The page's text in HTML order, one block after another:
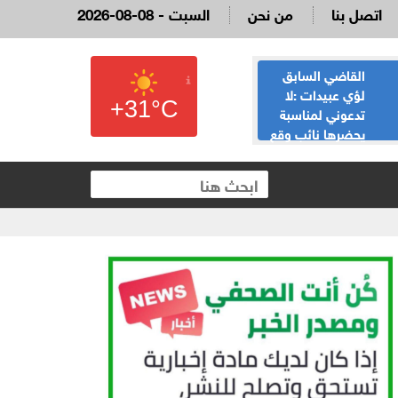
2026-08-08 - السبت من نحن اتصل بنا
القاضي السابق
لؤي عبيدات :لا
تدعوني لمناسبة
يحضرها نائب وقع
الحياصات ينفي
صحة انباء صدور
نتائج الثانوية العامة
غدا الخميس
+31°C